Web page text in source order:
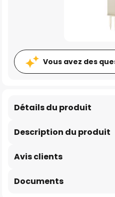
Vous avez des
Description du produit
Détails du produit
Avis clients
Documents